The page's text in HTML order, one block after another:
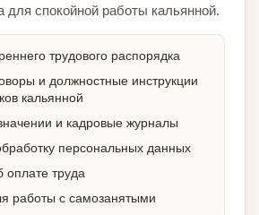
для спокойной работы кальянной.
трудового распорядка
и должностные инструкции
кальянной
и кадровые журналы
персональных данных
оплате труда
работы с самозанятыми